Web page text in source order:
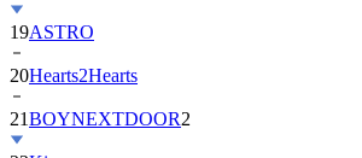
19ASTRO
20Hearts2Hearts
21BOYNEXTDOOR2